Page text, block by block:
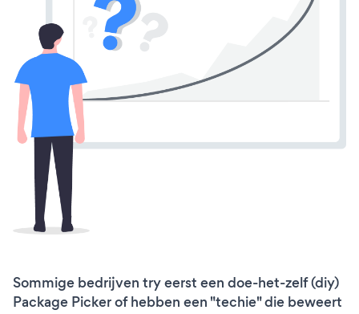
Sommige bedrijven try eerst een doe-het-zelf (diy)
Package Picker of hebben een "techie" die beweert